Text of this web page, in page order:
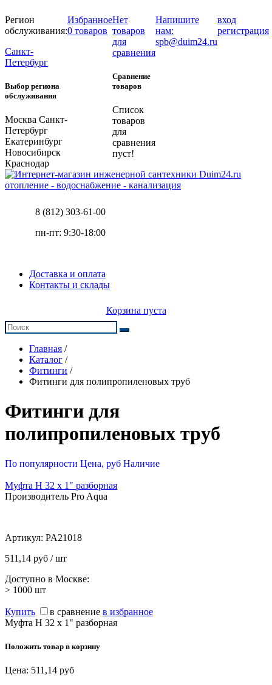
Регион
обслуживания:
Санкт-
Петербург
Выбор региона
обслуживания
Москва Санкт-
Петербург
Екатеринбург
Новосибирск
Краснодар
Избранное
0 товаров
Нет
товаров
для
сравнения
Сравнение
товаров
Список
товаров
для
сравнения
пуст!
Напишите
нам:
spb@duim24.ru
вход
регистрация
отопление - водоснабжение - канализация
8 (812) 303-61-00
пн-пт: 9:30-18:00
Доставка и оплата
Контакты и склады
Корзина пуста
Главная /
Каталог /
Фитинги /
Фитинги для полипропиленовых труб
Фитинги для
полипропиленовых труб
По популярности Цена, руб Наличие
Муфта Н 32 х 1" разборная
Производитель Pro Aqua
Артикул: PA21018
511,14 руб / шт
Доступно в Москве:
> 1000 шт
Купить в сравнение в избранное
Муфта Н 32 х 1" разборная
Положить товар в корзину
Цена: 511,14 руб